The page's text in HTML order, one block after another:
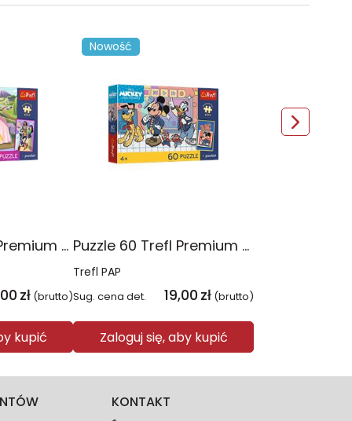
Puzzle 60 Trefl Premium Plus Kids Disney Princess Siła w koronie 17435
zł (brutto)
kupić
Nowość
Puzzle 60 Trefl Premium Plus Kids Mysia ekipa 17433
Trefl PAP
Sug. cena det. 19,00 zł (brutto)
Zaloguj się, aby kupić
KONTAKT